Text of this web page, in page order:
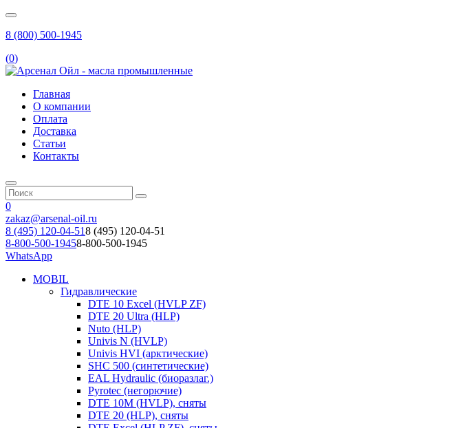
8 (800) 500-1945
(0)
Главная
О компании
Оплата
Доставка
Статьи
Контакты
0
zakaz@arsenal-oil.ru
8 (495) 120-04-518 (495) 120-04-51
8-800-500-19458-800-500-1945
WhatsApp
MOBIL
Гидравлические
DTE 10 Excel (HVLP ZF)
DTE 20 Ultra (HLP)
Nuto (HLP)
Univis N (HVLP)
Univis HVI (арктические)
SHC 500 (синтетические)
EAL Hydraulic (биоразлаг.)
Pyrotec (негорючие)
DTE 10M (HVLP), сняты
DTE 20 (HLP), сняты